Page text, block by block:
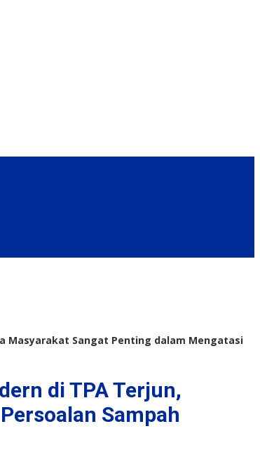
Masyarakat Sangat Penting dalam Mengatasi
di TPA Terjun,
Sampah